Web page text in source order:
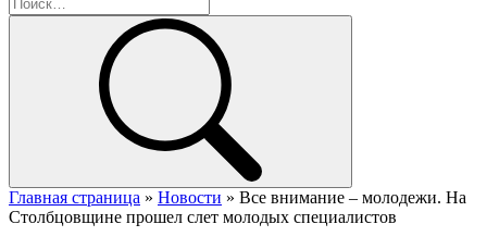
Главная страница » Новости » Все внимание – молодежи. На
Столбцовщине прошел слет молодых специалистов